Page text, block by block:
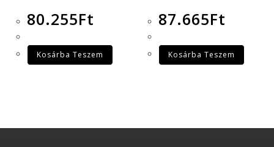
80.255Ft
Kosárba Teszem
87.665Ft
Kosárba Teszem